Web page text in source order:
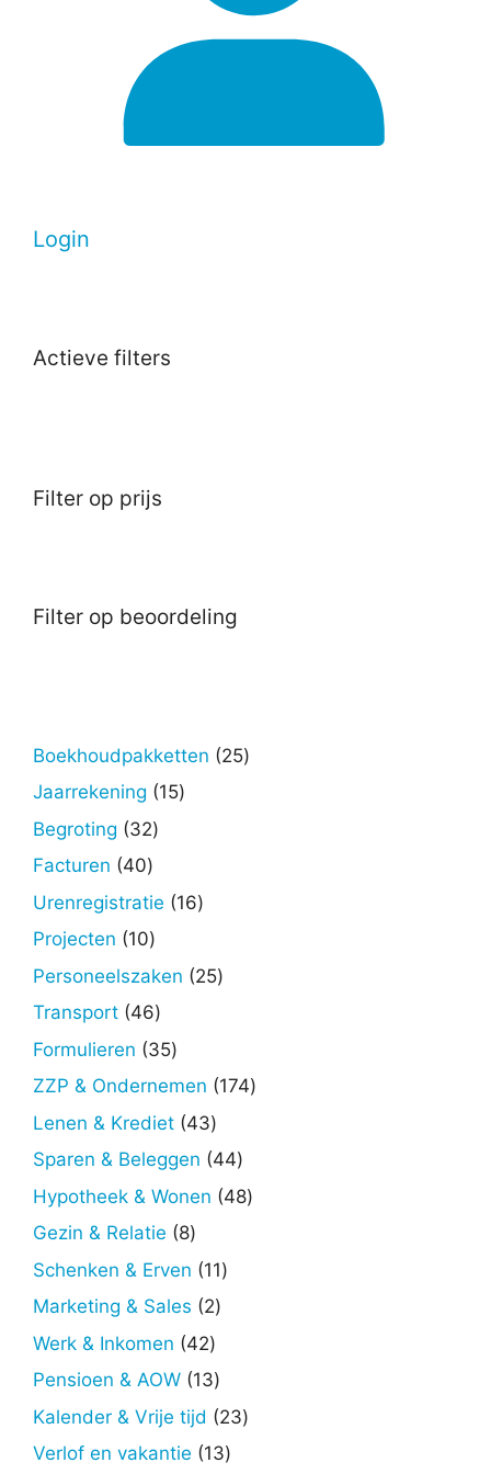
Login
Actieve filters
Filter op prijs
Filter op beoordeling
Boekhoudpakketten 2525
Jaarrekening 1515
Begroting 3232
Facturen 4040
producten
Urenregistratie 1616
Projecten 1010
producten
Personeelszaken 2525
Transport 4646
producten
Formulieren 3535
producten
ZZP & Ondernemen 174174
Lenen & Krediet 4343
producten
Sparen & Beleggen 4444
producten
Hypotheek & Wonen 4848
Gezin & Relatie 88
producten
Schenken & Erven 1111
Marketing & Sales 22
Werk & Inkomen 4242
producten
Pensioen & AOW 1313
producten
Kalender & Vrije tijd 2323
Verlof en vakantie 1313